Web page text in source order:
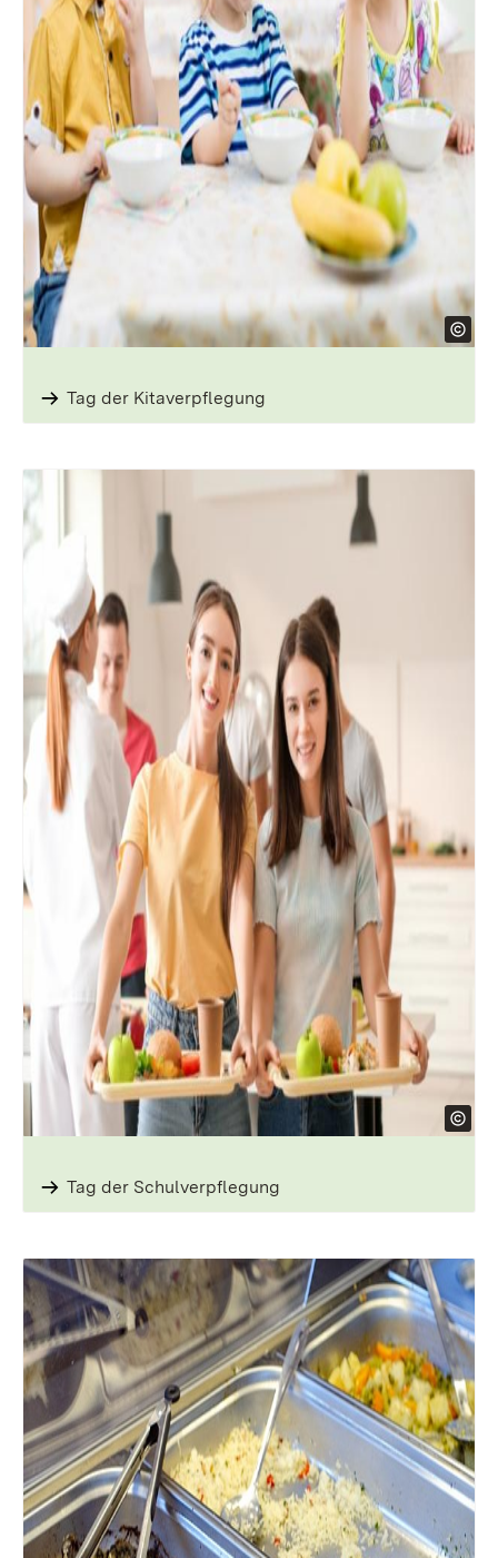
Tag der ­Kitaverpflegung
Tag der ­Schulverpflegung